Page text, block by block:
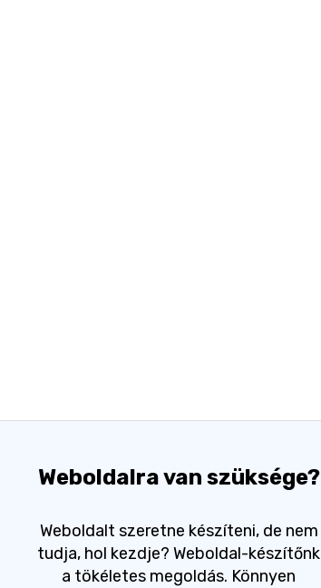
Weboldalra van szüksége?
Weboldalt szeretne készíteni, de nem
tudja, hol kezdje? Weboldal-készítőnk
a tökéletes megoldás. Könnyen